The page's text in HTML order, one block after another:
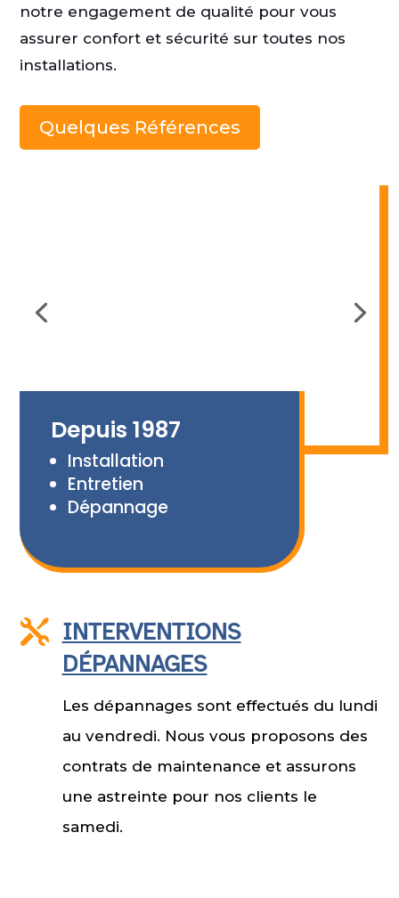
notre engagement de qualité pour vous
assurer confort et sécurité sur toutes nos
installations.
Quelques Références
Depuis 1987
Installation
Entretien
Dépannage
 INTERVENTIONS
DÉPANNAGES
Les dépannages sont effectués du lundi
au vendredi. Nous vous proposons des
contrats de maintenance et assurons
une astreinte pour nos clients le
samedi.